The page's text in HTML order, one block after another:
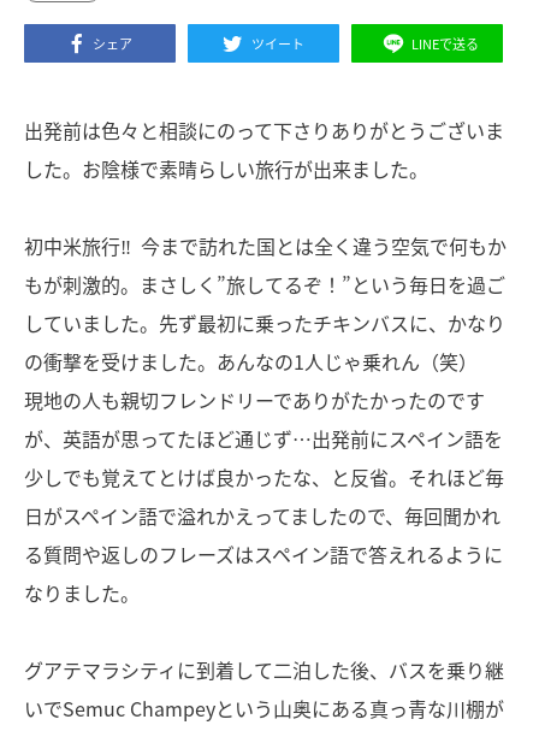
シェア ツイート LINEで送る
出発前は色々と相談にのって下さりありがとうございま
した。お陰様で素晴らしい旅行が出来ました。
初中米旅行‼︎ 今まで訪れた国とは全く違う空気で何もか
もが刺激的。まさしく”旅してるぞ！”という毎日を過ご
していました。先ず最初に乗ったチキンバスに、かなり
の衝撃を受けました。あんなの1人じゃ乗れん（笑）
現地の人も親切フレンドリーでありがたかったのです
が、英語が思ってたほど通じず…出発前にスペイン語を
少しでも覚えてとけば良かったな、と反省。それほど毎
日がスペイン語で溢れかえってましたので、毎回聞かれ
る質問や返しのフレーズはスペイン語で答えれるように
なりました。
グアテマラシティに到着して二泊した後、バスを乗り継
いでSemuc Champeyという山奥にある真っ青な川棚が